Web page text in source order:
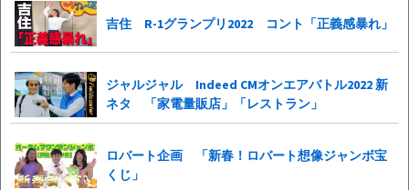
吉住 R-1グランプリ2022 コント「正義感暴れ」
ジャルジャル Indeed CMオンエアバトル2022 新
ネタ 「家電量販店」「レストラン」
ロバート企画 「新春！ロバート想像ジャンボ宝
くじ」